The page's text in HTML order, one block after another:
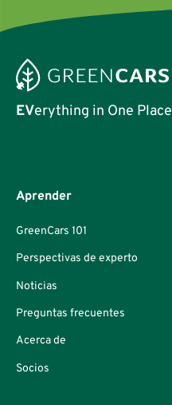
EVerything in One Place
Aprender
GreenCars 101
Perspectivas de experto
Noticias
Preguntas frecuentes
Acerca de
Socios